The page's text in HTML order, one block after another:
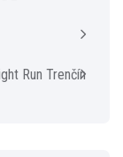
Run Trenčín